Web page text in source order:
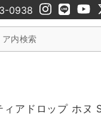
0938
アドロップ ホヌ